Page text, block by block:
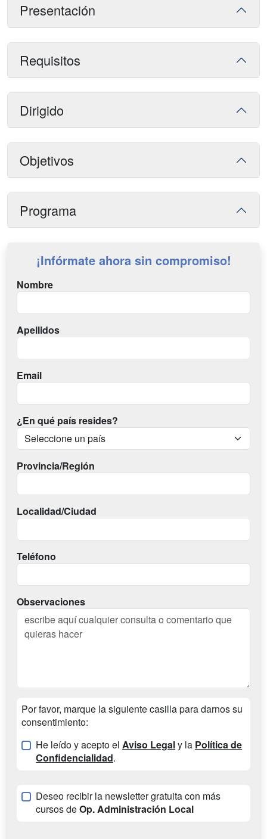
Presentación
Requisitos
Dirigido
Objetivos
Programa
¡Infórmate ahora sin compromiso!
Nombre
Apellidos
Email
¿En qué país resides?
Provincia/Región
Localidad/Ciudad
Teléfono
Observaciones
Por favor, marque la siguiente casilla para darnos su
consentimiento:
He leído y acepto el Aviso Legaly la Política de
Confidencialidad.
Deseo recibir la newsletter gratuita con más
cursos deOp. Administración Local